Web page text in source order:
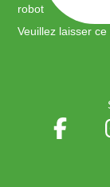
robot
Veuillez laisser